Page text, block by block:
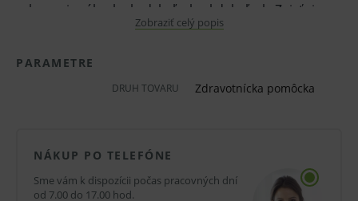
vykonanie zákroku kedykoľvek a kdekoľvek. Zaisťuje
štandardizáciu postupov a tým aj eliminuje chyby a
znižuje náklady. Zloženie setu zodpovedá typu zákroku
s logickým sledom komponentov. Výrobok obsahuje
Hotový set.
K močovej katetrizácii.
Zobraziť celý popis
PARAMETRE
DRUH TOVARU Zdravotnícka pomôcka
NÁKUP PO TELEFÓNE
Sme vám k dispozícii počas pracovných dní
od 7.00 do 17.00 hod.